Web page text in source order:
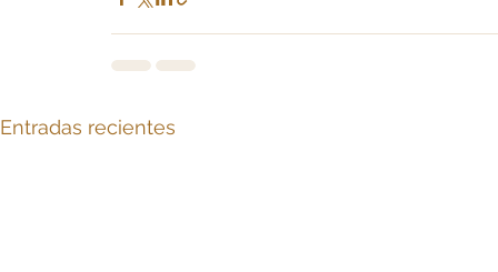
Entradas recientes